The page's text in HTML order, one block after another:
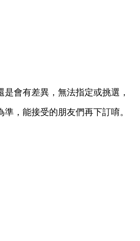
會有差異，無法指定或挑選，
，能接受的朋友們再下訂唷。